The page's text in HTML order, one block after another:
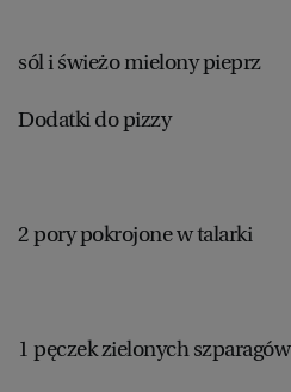
sól i świeżo mielony pieprz
Dodatki do pizzy
2 pory pokrojone w talarki
1 pęczek zielonych szparagów